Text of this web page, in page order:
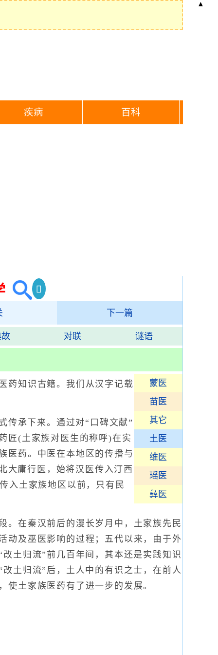
疾病 百科
下一篇
对联 谜语
蒙医
苗医
其它
土医
维医
瑶医
彝医
知识古籍。我们从汉字记载
承下来。通过对“口碑文献”
匠(土家族对医生的称呼)在实
医药。中医在本地区的传播与
大庸行医，始将汉医传入汀西
入土家族地区以前，只有民
在秦汉前后的漫长岁月中，土家族先民
动及巫医影响的过程；五代以来，由于外
土归流”前几百年间，其本还是实践知识
土归流”后，土人中的有识之士，在前人
土家族医药有了进一步的发展。
▲